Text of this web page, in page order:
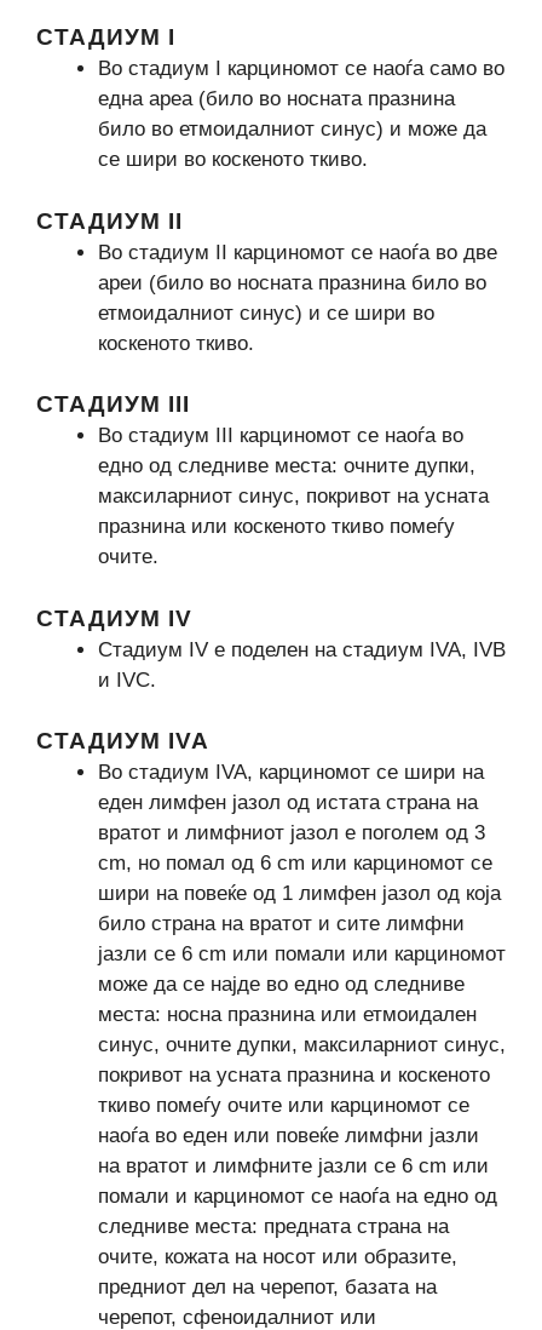
СТАДИУМ I
Во стадиум I карциномот се наоѓа само во
една ареа (било во носната празнина
било во етмоидалниот синус) и може да
се шири во коскеното ткиво.
СТАДИУМ II
Во стадиум II карциномот се наоѓа во две
ареи (било во носната празнина било во
етмоидалниот синус) и се шири во
коскеното ткиво.
СТАДИУМ III
Во стадиум III карциномот се наоѓа во
едно од следниве места: очните дупки,
максиларниот синус, покривот на усната
празнина или коскеното ткиво помеѓу
очите.
СТАДИУМ IV
Стадиум IV е поделен на стадиум IVA, IVB
и IVC.
СТАДИУМ IVA
Во стадиум IVA, карциномот се шири на
еден лимфен јазол од истата страна на
вратот и лимфниот јазол е поголем од 3
cm, но помал од 6 cm или карциномот се
шири на повеќе од 1 лимфен јазол од која
било страна на вратот и сите лимфни
јазли се 6 cm или помали или карциномот
може да се најде во едно од следниве
места: носна празнина или етмоидален
синус, очните дупки, максиларниот синус,
покривот на усната празнина и коскеното
ткиво помеѓу очите или карциномот се
наоѓа во еден или повеќе лимфни јазли
на вратот и лимфните јазли се 6 cm или
помали и карциномот се наоѓа на едно од
следниве места: предната страна на
очите, кожата на носот или образите,
предниот дел на черепот, базата на
черепот, сфеноидалниот или